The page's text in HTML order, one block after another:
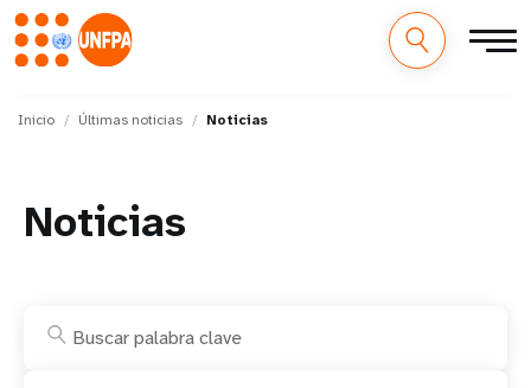
MInicio Últimas noticias Noticias
Noticias